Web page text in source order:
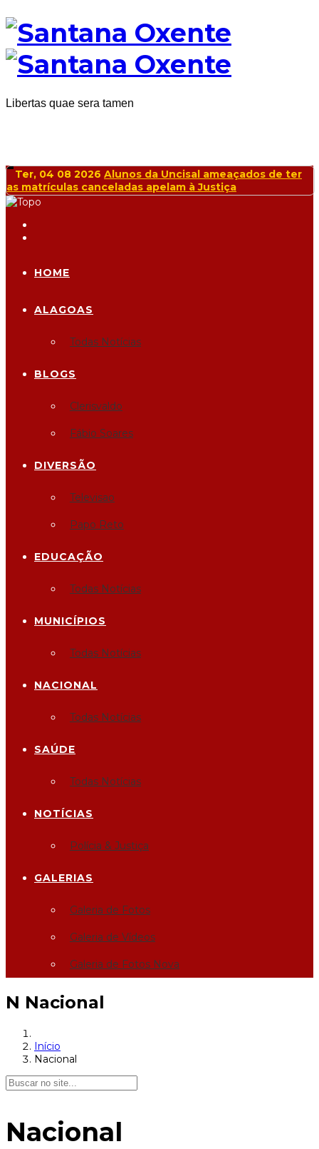
Libertas quae sera tamen
Ter, 04 08 2026 Alunos da Uncisal ameaçados de ter
as matrículas canceladas apelam à Justiça
HOME
ALAGOAS
Todas Notícias
BLOGS
Clerisvaldo
Fábio Soares
DIVERSÃO
Televisao
Papo Reto
EDUCAÇÃO
Todas Notícias
MUNICÍPIOS
Todas Notícias
NACIONAL
Todas Notícias
SAÚDE
Todas Notícias
NOTÍCIAS
Polícia & Justiça
GALERIAS
Galeria de Fotos
Galeria de Vídeos
Galeria de Fotos Nova
N Nacional
Início
Nacional
Nacional